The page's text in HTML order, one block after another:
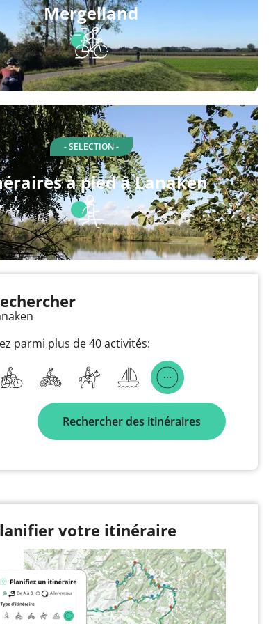
Mergelland
- SELECTION -
à pied à Lanaken
parmi plus de 40 activités:
Rechercher des itinéraires
votre itinéraire